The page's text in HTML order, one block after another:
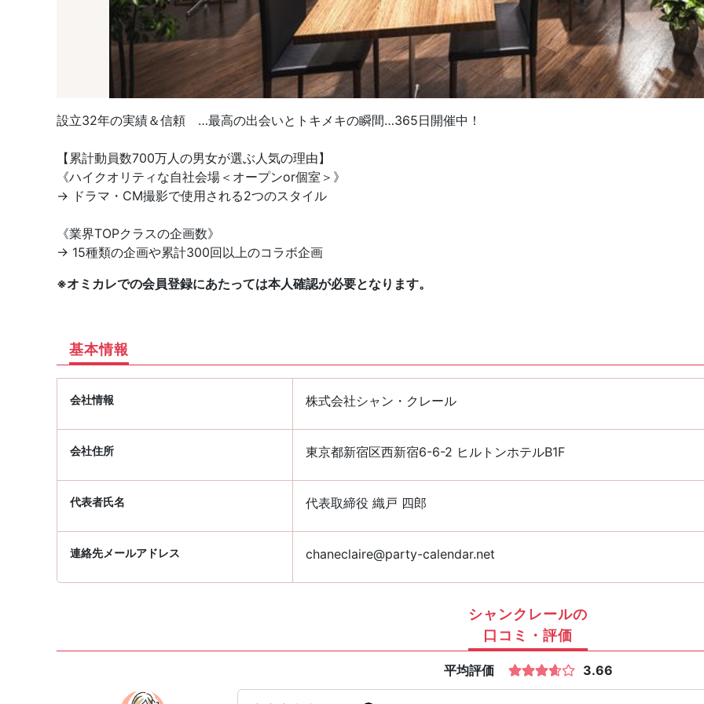
設立32年の実績＆信頼 …最高の出会いとトキメキの瞬間…365日開催中！
【累計動員数700万人の男女が選ぶ人気の理由】
《ハイクオリティな自社会場＜オープンor個室＞》
→ ドラマ・CM撮影で使用される2つのスタイル
《業界TOPクラスの企画数》
→ 15種類の企画や累計300回以上のコラボ企画
※オミカレでの会員登録にあたっては本人確認が必要となります。
基本情報
会社情報 株式会社シャン・クレール
会社住所 東京都新宿区西新宿6-6-2 ヒルトンホテルB1F
代表者氏名 代表取締役 織戸 四郎
連絡先メールアドレス chaneclaire@party-calendar.net
シャンクレールの
口コミ・評価
平均評価 3.66